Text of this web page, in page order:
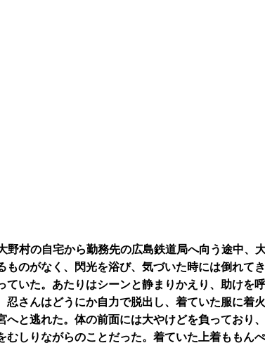
村の自宅から勤務先の広島鉄道局へ向う途中、
ものがなく、閃光を浴び、気づいた時には倒れて
ていた。あたりはシーンと静まりかえり、助けを
忍さんはどうにか自力で脱出し、着ていた服に着
へと逃れた。体の前面には大やけどを負っており
むしりながらのことだった。着ていた上着ももん